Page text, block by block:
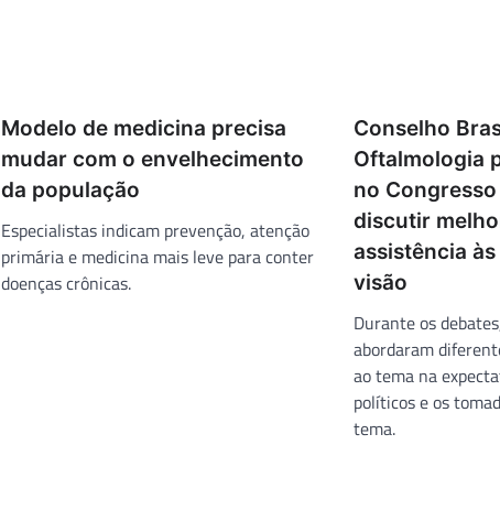
Modelo de medicina precisa
mudar com o envelhecimento
da população
Especialistas indicam prevenção, atenção
primária e medicina mais leve para conter
doenças crônicas.
Conselho
Oftalmologia
no
discutir
assistência
visão
Durante os
abordaram
ao tema na
políticos e os
tema.